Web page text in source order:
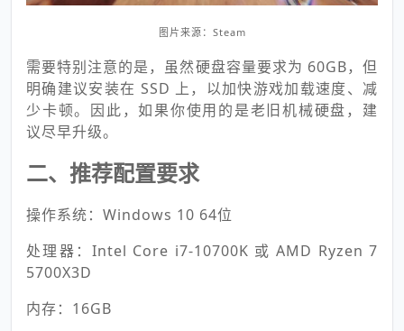
图片来源：Steam
需要特别注意的是，虽然硬盘容量要求为 60GB，但
明确建议安装在 SSD 上，以加快游戏加载速度、减
少卡顿。因此，如果你使用的是老旧机械硬盘，建
议尽早升级。
二、推荐配置要求
操作系统：Windows 10 64位
处理器：Intel Core i7-10700K 或 AMD Ryzen 7
5700X3D
内存：16GB